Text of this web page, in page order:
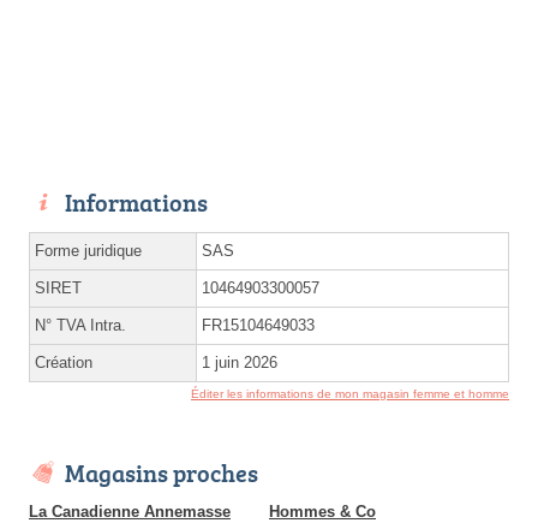
Informations
Forme juridique SAS
SIRET 10464903300057
N° TVA Intra. FR15104649033
Création 1 juin 2026
Éditer les informations de mon magasin femme et homme
Magasins proches
La Canadienne Annemasse
Hommes & Co